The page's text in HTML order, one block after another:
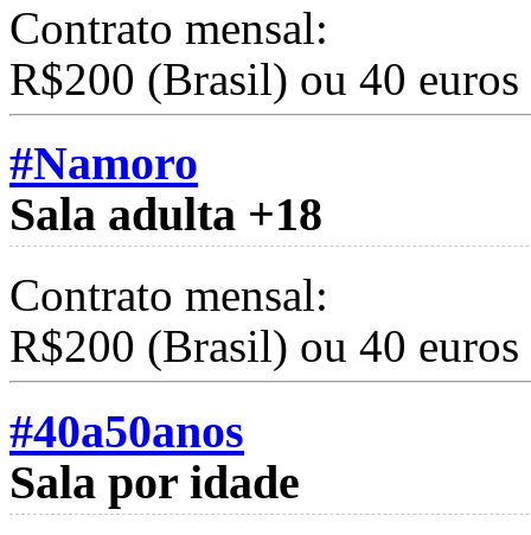
Contrato mensal:
R$200 (Brasil) ou 40
#Namoro
Sala adulta +18
Contrato mensal:
R$200 (Brasil) ou 40
#40a50anos
Sala por idade